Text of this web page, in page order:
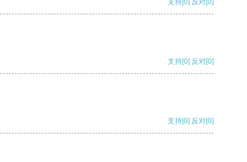
支持[0] 反对[0]
支持[0] 反对[0]
支持[0] 反对[0]